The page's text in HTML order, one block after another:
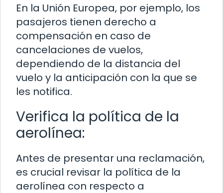
En la Unión Europea, por ejemplo, los
pasajeros tienen derecho a
compensación en caso de
cancelaciones de vuelos,
dependiendo de la distancia del
vuelo y la anticipación con la que se
les notifica.
Verifica la política de la
aerolínea:
Antes de presentar una reclamación,
es crucial revisar la política de la
aerolínea con respecto a